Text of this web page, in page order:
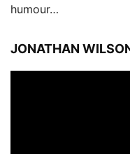
humour…
JONATHAN